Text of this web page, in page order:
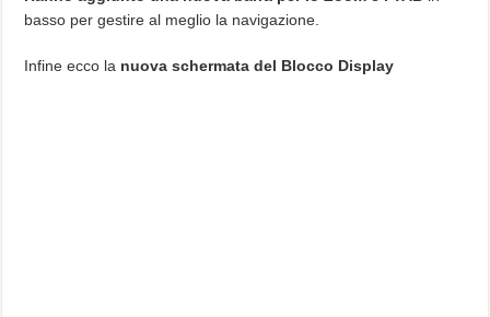
basso per gestire al meglio la navigazione.
Infine ecco la nuova schermata del Blocco Display